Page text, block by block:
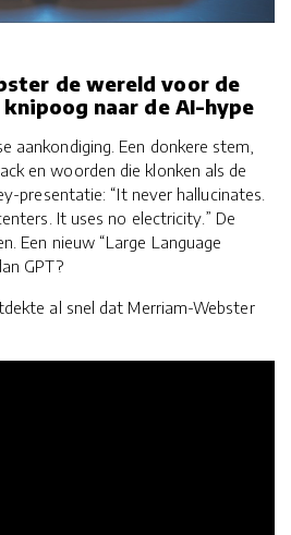
de wereld voor de
naar de AI-hype
aankondiging. Een donkere stem,
en woorden die klonken als de
presentatie: “It never hallucinates.
It uses no electricity.” De
Een nieuw “Large Language
GPT?
al snel dat Merriam-Webster